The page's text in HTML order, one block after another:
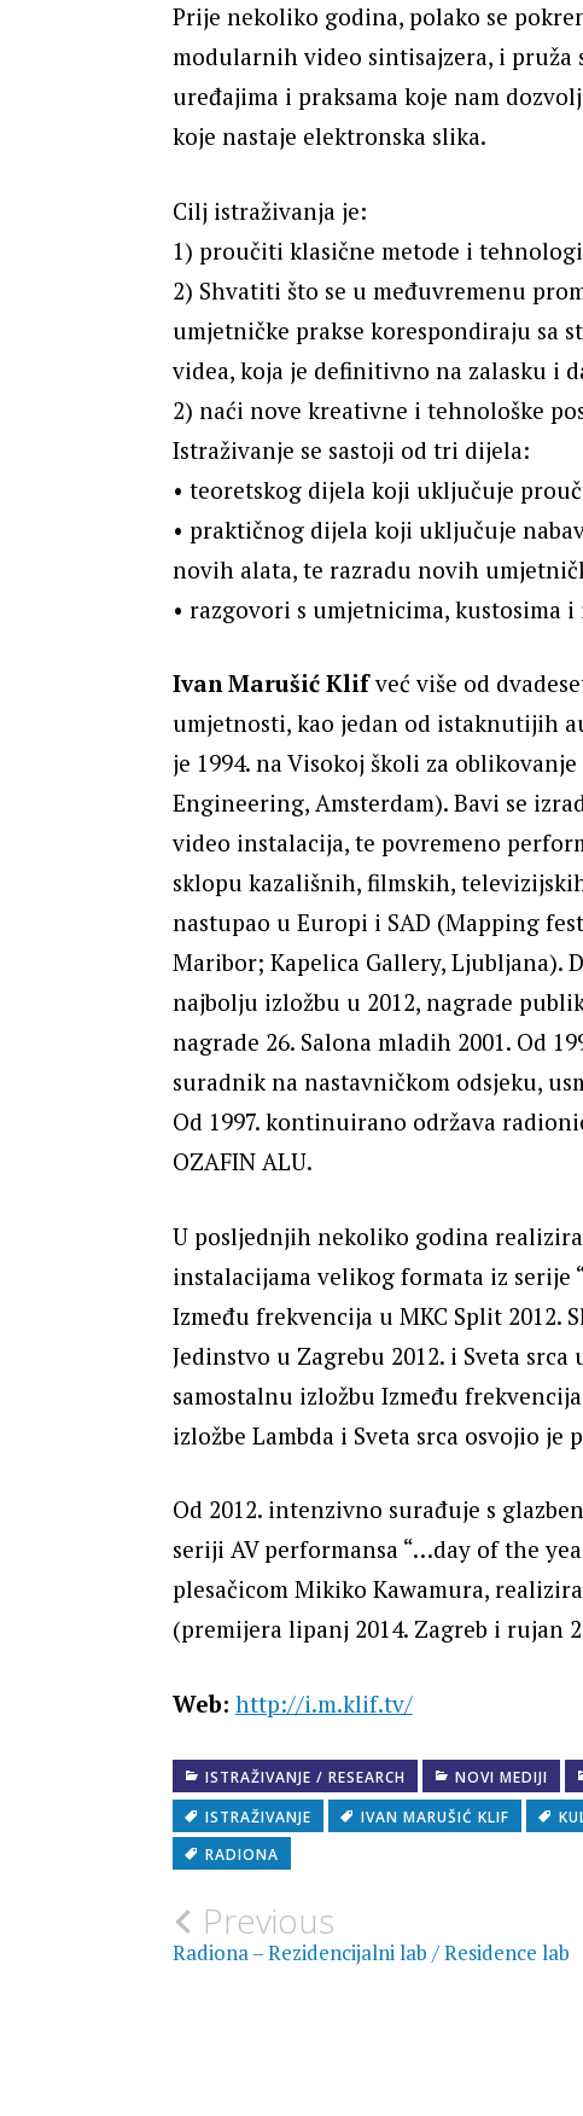
Prije nekoliko godina, polako se
modularnih video sintisajzera, i pruža
uređajima i praksama koje nam
koje nastaje elektronska slika.
Cilj istraživanja je:
1) proučiti klasične metode i
2) Shvatiti što se u međuvremenu
umjetničke prakse korespondiraju sa
videa, koja je definitivno na zalasku i
2) naći nove kreativne i tehnološke
Istraživanje se sastoji od tri dijela:
• teoretskog dijela koji uključuje
• praktičnog dijela koji uključuje
novih alata, te razradu novih
• razgovori s umjetnicima, kustosima
Ivan Marušić Klifveć više od
umjetnosti, kao jedan od istaknutijih
je 1994. na Visokoj školi za
Engineering, Amsterdam). Bavi se
video instalacija, te povremeno
sklopu kazališnih, filmskih,
nastupao u Europi i SAD (Mapping
Maribor; Kapelica Gallery, Ljubljana).
najbolju izložbu u 2012, nagrade
nagrade 26. Salona mladih 2001. Od
suradnik na nastavničkom odsjeku,
Od 1997. kontinuirano održava
OZAFIN ALU.
U posljednjih nekoliko godina
instalacijama velikog formata iz serije
Između frekvencija u MKC Split 2012.
Jedinstvo u Zagrebu 2012. i Sveta
samostalnu izložbu Između
izložbe Lambda i Sveta srca osvojio
Od 2012. intenzivno surađuje s
seriji AV performansa “…day of the
plesačicom Mikiko Kawamura,
(premijera lipanj 2014. Zagreb i rujan
Web: http://i.m.klif.tv/
ISTRAŽIVANJE / RESEARCH NOVI MEDIJI
ISTRAŽIVANJE
IVAN MARUŠIĆ KLIF
RADIONA
Post
Previous
Radiona – Rezidencijalni lab / Residence lab